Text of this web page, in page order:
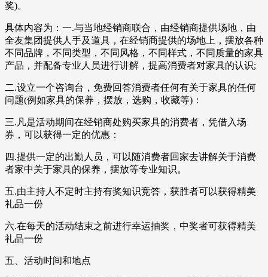
奖)。
具体内容为：一.与当地经销商联合，由经销商提供场地，由
全友集团提供人手及道具，在经销商提供的场地上，摆放各种
不同品牌，不同类型，不同风格，不同样式，不同质量的家具
产品，并配备专业人员进行讲解，提高消费者对家具的认识;
二.设立一个咨询台，免费回答消费者任何有关于家具的任何
问题(例如家具的保养，摆放，选购，收藏等)：
三.凡是活动期间在经销商处购买家具的消费者，凭借入场
券，可以获得一定的优惠：
四.提供一定的出勤人员，可以随消费者回家去讲解关于消费
者家中关于家具的保养，摆放等专业知识。
五.由主持人不定时主持有奖知识竞答，获胜者可以获得精美
礼品一份
六.在每天的活动结束之前进行幸运抽奖，中奖者可获得精美
礼品一份
五、活动时间和地点